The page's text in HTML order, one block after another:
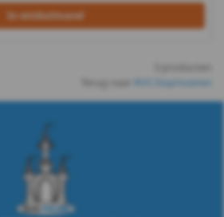
In winkelmand
RVS Dopmoeren